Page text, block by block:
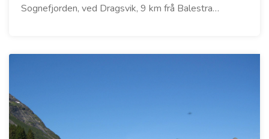
Sognefjorden, ved Dragsvik, 9 km frå Balestra…